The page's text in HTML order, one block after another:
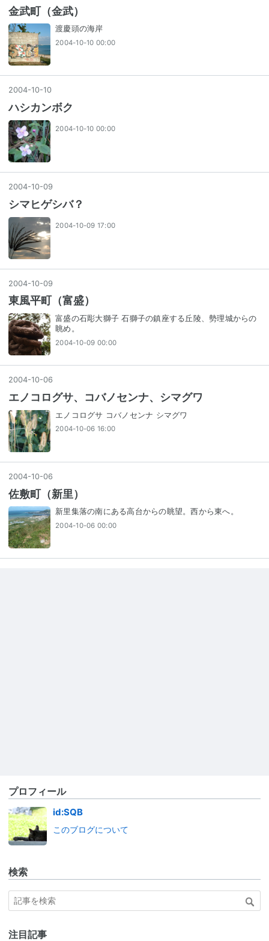
金武町（金武）
渡慶頭の海岸
2004-10-10 00:00
2004-10-10
ハシカンボク
2004-10-10 00:00
2004-10-09
シマヒゲシバ？
2004-10-09 17:00
2004-10-09
東風平町（富盛）
富盛の石彫大獅子 石獅子の鎮座する丘陵、勢理城からの
眺め。
2004-10-09 00:00
2004-10-06
エノコログサ、コバノセンナ、シマグワ
エノコログサ コバノセンナ シマグワ
2004-10-06 16:00
2004-10-06
佐敷町（新里）
新里集落の南にある高台からの眺望。西から東へ。
2004-10-06 00:00
プロフィール
id:SQB
このブログについて
検索
注目記事